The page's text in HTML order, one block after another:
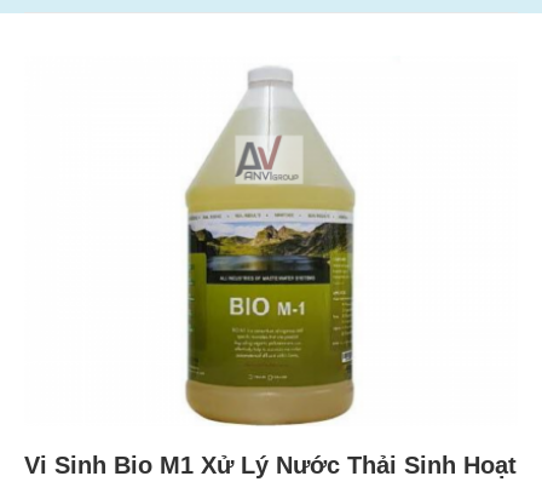
Vi Sinh Bio M1 Xử Lý Nước Thải Sinh Hoạt